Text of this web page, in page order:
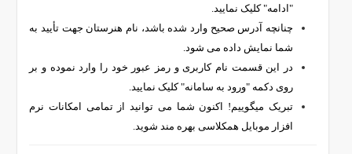
"ادامه" کلیک نمایید.
چنانچه آدرس صحیح وارد شده باشد، نام هنرستان جهت تأیید به
شما نمایش داده می شود.
در این قسمت نام کاربری و رمز عبور خود را وارد نموده و بر
روی دکمه "ورود به سامانه" کلیک نمایید.
تبریک میگوییم! اکنون شما می توانید از تمامی امکانات نرم
افزار موبایل همکلاسی بهره مند شوید.